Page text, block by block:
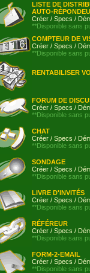
LISTE DE
AUTO-
Créer / Specs /
**Disponible sans
COMPTEUR DE
Créer / Specs /
**Disponible sans
RENTABILISER
FORUM DE
Créer / Specs /
**Disponible sans
CHAT
Créer / Specs /
**Disponible sans
SONDAGE
Créer / Specs /
**Disponible sans
LIVRE D'INVITÉS
Créer / Specs /
**Disponible sans
RÉFÉREUR
Créer / Specs /
**Disponible sans
FORM-2-EMAIL
Créer / Specs /
**Disponible sans